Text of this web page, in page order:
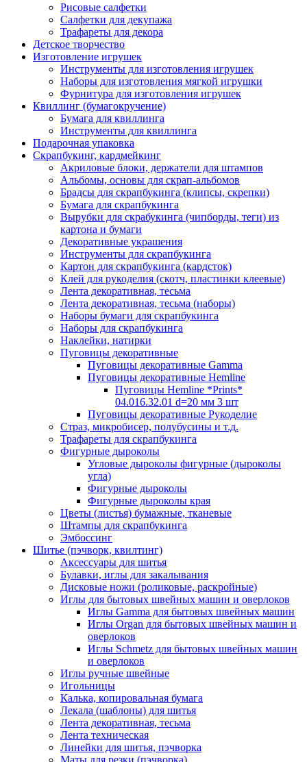
Рисовые салфетки
Салфетки для декупажа
Трафареты для декора
Детское творчество
Изготовление игрушек
Инструменты для изготовления игрушек
Наборы для изготовления мягкой игрушки
Фурнитура для изготовления игрушек
Квиллинг (бумагокручение)
Бумага для квиллинга
Инструменты для квиллинга
Подарочная упаковка
Скрапбукинг, кардмейкинг
Акриловые блоки, держатели для штампов
Альбомы, основы для скрап-альбомов
Брадсы для скрапбукинга (клипсы, скрепки)
Бумага для скрапбукинга
Вырубки для скрабукинга (чипборды, теги) из
картона и бумаги
Декоративные украшения
Инструменты для скрапбукинга
Картон для скрапбукинга (кардсток)
Клей для рукоделия (скотч, пластинки клеевые)
Лента декоративная, тесьма
Лента декоративная, тесьма (наборы)
Наборы бумаги для скрапбукинга
Наборы для скрапбукинга
Наклейки, натирки
Пуговицы декоративные
Пуговицы декоративные Gamma
Пуговицы декоративные Hemline
Пуговицы Hemline *Prints*
04.016.32.01 d=20 мм 3 шт
Пуговицы декоративные Рукоделие
Страз, микробисер, полубусины и т.д.
Трафареты для скрапбукинга
Фигурные дыроколы
Угловые дыроколы фигурные (дыроколы
угла)
Фигурные дыроколы
Фигурные дыроколы края
Цветы (листья) бумажные, тканевые
Штампы для скрапбукинга
Эмбоссинг
Шитье (пэчворк, квилтинг)
Аксессуары для шитья
Булавки, иглы для закалывания
Дисковые ножи (роликовые, раскройные)
Иглы для бытовых швейных машин и оверлоков
Иглы Gamma для бытовых швейных машин
Иглы Organ для бытовых швейных машин и
оверлоков
Иглы Schmetz для бытовых швейных машин
и оверлоков
Иглы ручные швейные
Игольницы
Калька, копировальная бумага
Лекала (шаблоны) для шитья
Лента декоративная, тесьма
Лента техническая
Линейки для шитья, пэчворка
Маты для резки (пэчворка)